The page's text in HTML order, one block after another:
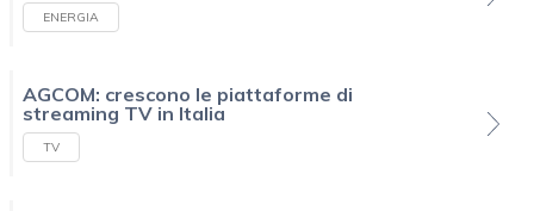
ENERGIA
AGCOM: crescono le piattaforme di
streaming TV in Italia
TV